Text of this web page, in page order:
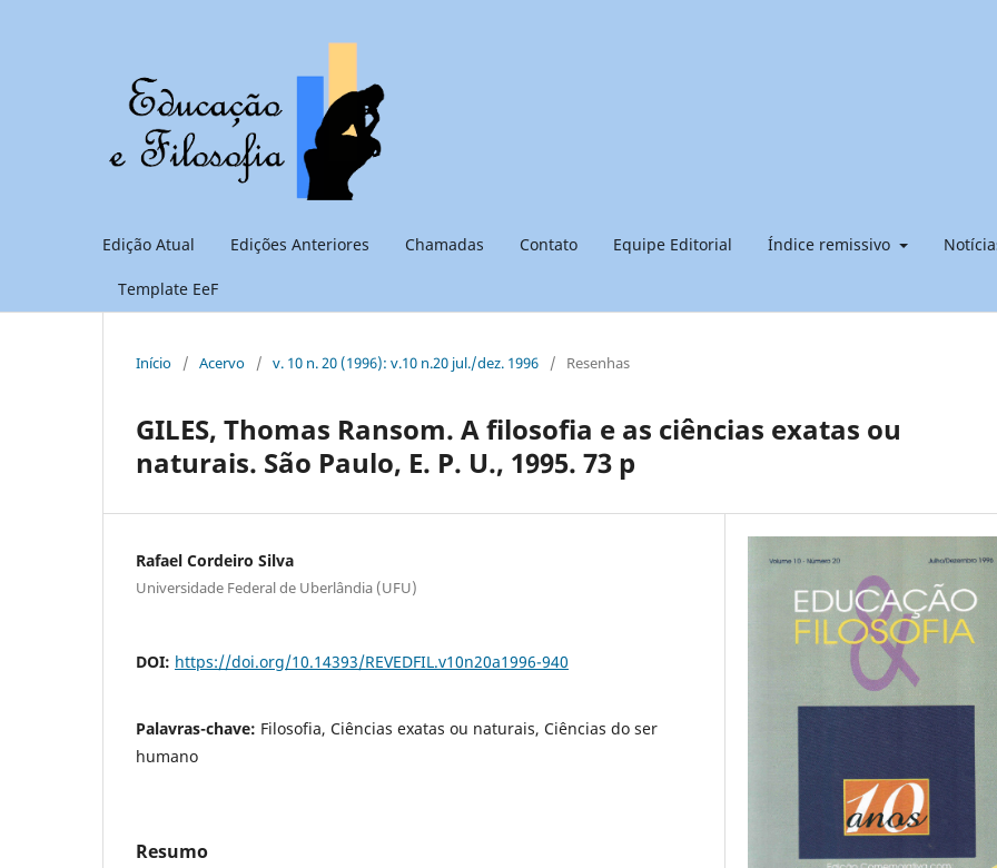
Edição Atual Edições Anteriores Chamadas Contato Equipe Editorial Índice remissivo
Template EeF
Início / Acervo / v. 10 n. 20 (1996): v.10 n.20 jul./dez. 1996 / Resenhas
GILES, Thomas Ransom. A filosofia e as ciências exatas ou
naturais. São Paulo, E. P. U., 1995. 73 p
Rafael Cordeiro Silva
Universidade Federal de Uberlândia (UFU)
DOI: https://doi.org/10.14393/REVEDFIL.v10n20a1996-940
Palavras-chave: Filosofia, Ciências exatas ou naturais, Ciências do ser
humano
Resumo